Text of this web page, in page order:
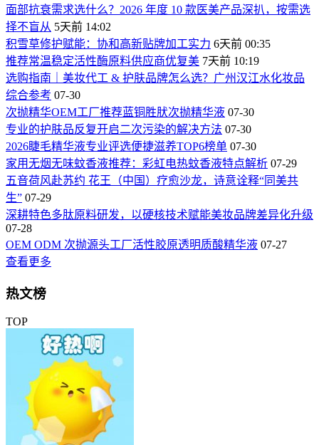
面部抗衰需求选什么？2026 年度 10 款医美产品深扒，按需选
择不盲从 5天前 14:02
积雪草修护赋能：协和高新贴牌加工实力 6天前 00:35
推荐常温稳定活性酶原料供应商优复美 7天前 10:19
选购指南｜美妆代工 & 护肤品牌怎么选？广州汉江水化妆品
综合参考 07-30
次抛精华OEM工厂推荐蓝铜胜肰次抛精华液 07-30
专业的护肤品反复开启二次污染的解决方法 07-30
2026睫毛精华液专业评选便捷滋养TOP6榜单 07-30
家用无烟无味蚊香液推荐：彩虹电热蚊香液特点解析 07-29
五音荷风赴苏约 花王（中国）疗愈沙龙，诗意诠释“同美共
生” 07-29
深耕特色多肽原料研发，以硬核技术赋能美妆品牌差异化升级
07-28
OEM ODM 次抛源头工厂活性胶原透明质酸精华液 07-27
查看更多
热文榜
TOP